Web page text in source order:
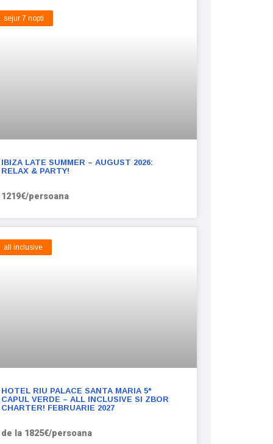
sejur 7 nopti
IBIZA LATE SUMMER – AUGUST 2026:
RELAX & PARTY!
1219€/persoana
all inclusive
HOTEL RIU PALACE SANTA MARIA 5*
CAPUL VERDE – ALL INCLUSIVE SI ZBOR
CHARTER! FEBRUARIE 2027
de la 1825€/persoana